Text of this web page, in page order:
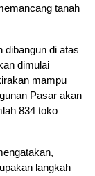
tanah
dibangun di atas
dimulai
mampu
Pasar akan
834 toko
langkah